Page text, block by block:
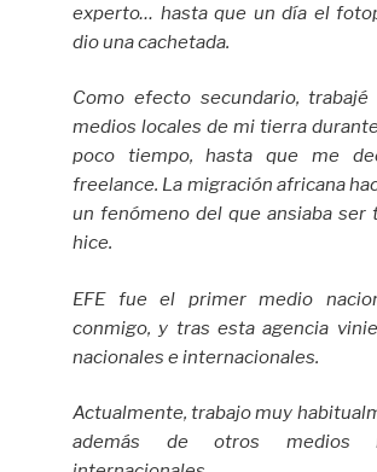
experto… hasta que un día el
dio una cachetada.
Como efecto secundario,
medios locales de mi tierra
poco tiempo, hasta que me
freelance. La migración africana
un fenómeno del que ansiaba ser
hice.
EFE fue el primer medio
conmigo, y tras esta agencia
nacionales e internacionales.
Actualmente, trabajo muy
además de otros medios